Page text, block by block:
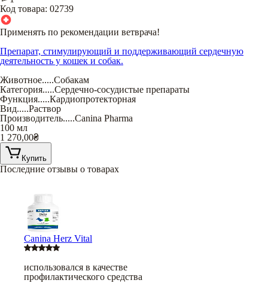
Код товара: 02739
Применять по рекомендации ветврача!
Препарат, стимулирующий и поддерживающий сердечную
деятельность у кошек и собак.
Животное.....Собакам
Категория.....Сердечно-сосудистые препараты
Функция.....Кардиопротекторная
Вид.....Раствор
Производитель.....Canina Pharma
100 мл
1 270,00₴
Купить
Последние отзывы о товарах
Canina Herz Vital
использовался в качестве
профилактического средства